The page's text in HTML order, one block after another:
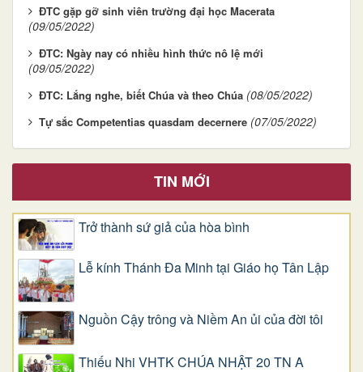
ĐTC gặp gỡ sinh viên trường đại học Macerata
(09/05/2022)
ĐTC: Ngày nay có nhiều hình thức nô lệ mới
(09/05/2022)
ĐTC: Lắng nghe, biết Chúa và theo Chúa (08/05/2022)
Tự sắc Competentias quasdam decernere (07/05/2022)
TIN MỚI
Trở thành sứ giả của hòa bình
Lễ kính Thánh Đa Minh tại Giáo họ Tân Lập
Nguồn Cậy trông và Niềm An ủi của đời tôi
Thiếu Nhi VHTK CHÚA NHẬT 20 TN A